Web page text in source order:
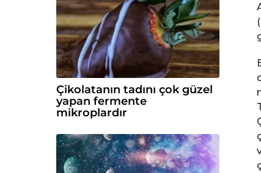
Çikolatanın tadını çok güzel
yapan fermente
mikroplardır